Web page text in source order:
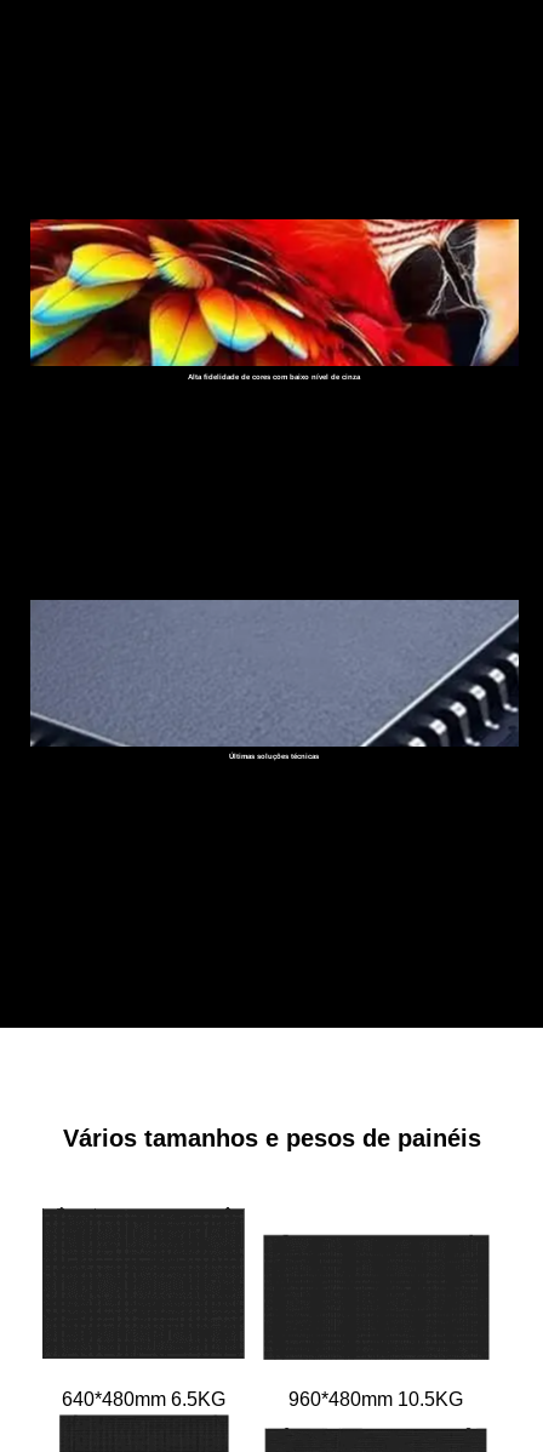
Alta fidelidade de cores com baixo nível de cinza
Últimas soluções técnicas
Vários tamanhos e pesos de painéis
640*480mm 6.5KG 960*480mm 10.5KG